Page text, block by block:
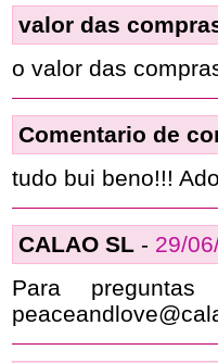
valor das
o valor das
Comentario de
tudo bui beno!!!
CALAO SL - 29/
Para